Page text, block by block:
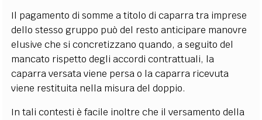
Il pagamento di somme a titolo di caparra tra imprese
dello stesso gruppo può del resto anticipare manovre
elusive che si concretizzano quando, a seguito del
mancato rispetto degli accordi contrattuali, la
caparra versata viene persa o la caparra ricevuta
viene restituita nella misura del doppio.
In tali contesti è facile inoltre che il versamento della